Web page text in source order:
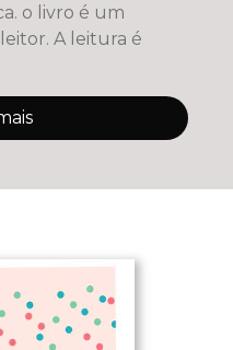
o livro é um
A leitura é